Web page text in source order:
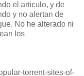
el articulo, y de
y no alertan de
No he alterado ni
los
torrent-sites-of-